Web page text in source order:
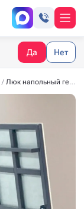
Да Нет
Люк напольный герметичный СТАНДАРТ-М 1000*900